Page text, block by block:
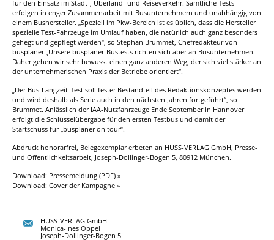
HUSS-VERLAG GmbH
Monica-Ines Oppel
Joseph-Dollinger-Bogen 5
für den Einsatz im Stadt-, Überland- und Reiseverkehr. Sämtliche Tests
erfolgen in enger Zusammenarbeit mit Busunternehmern und unabhängig von
einem Bushersteller. „Speziell im Pkw-Bereich ist es üblich, dass die Hersteller
spezielle Test-Fahrzeuge im Umlauf haben, die natürlich auch ganz besonders
gehegt und gepflegt werden“, so Stephan Brummet, Chefredakteur von
busplaner.„Unsere busplaner-Bustests richten sich aber an Busunternehmen.
Daher gehen wir sehr bewusst einen ganz anderen Weg, der sich viel stärker an
der unternehmerischen Praxis der Betriebe orientiert“.
„Der Bus-Langzeit-Test soll fester Bestandteil des Redaktionskonzeptes werden
und wird deshalb als Serie auch in den nächsten Jahren fortgeführt“, so
Brummet. Anlässlich der IAA-Nutzfahrzeuge Ende September in Hannover
erfolgt die Schlüsselübergabe für den ersten Testbus und damit der
Startschuss für „busplaner on tour“.
Abdruck honorarfrei, Belegexemplar erbeten an HUSS-VERLAG GmbH, Presse-
und Öffentlichkeitsarbeit, Joseph-Dollinger-Bogen 5, 80912 München.
Download: Pressemeldung (PDF) »
Download: Cover der Kampagne »